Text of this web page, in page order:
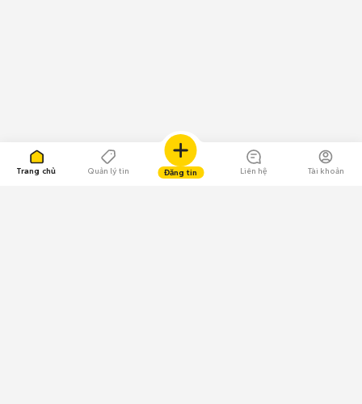
Trang chủ Quản lý tin Đăng tin Liên hệ Tài khoản